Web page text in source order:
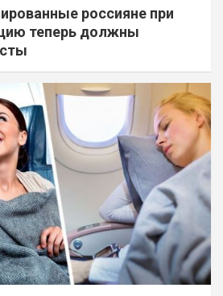
россияне при
теперь должны